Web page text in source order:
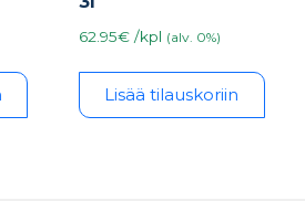
62.95€ /kpl (alv. 0%)
Lisää tilauskoriin